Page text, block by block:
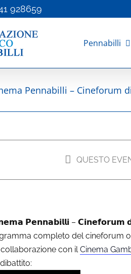
928659
Pennabilli
Pennabilli – Cineforum
QUESTO
Cinema Pennabilli –
2025 @ 21:00-2
𝗣𝗲𝗻𝗻𝗮𝗯𝗶𝗹𝗹𝗶 – 𝗖𝗶𝗻𝗲𝗳𝗼𝗿𝘂𝗺
completo del cineforum
collaborazione con ilCinema